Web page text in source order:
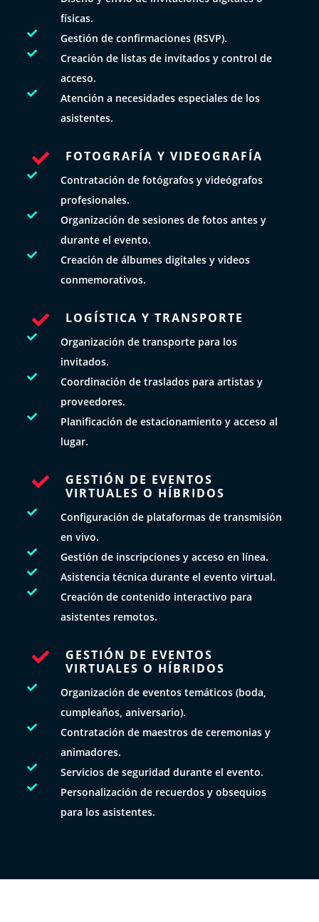
físicas.
 Gestión de confirmaciones (RSVP).

Creación de listas de invitados y control de
acceso.

Atención a necesidades especiales de los
asistentes.
 FOTOGRAFÍA Y VIDEOGRAFÍA

Contratación de fotógrafos y videógrafos
profesionales.

Organización de sesiones de fotos antes y
durante el evento.

Creación de álbumes digitales y videos
conmemorativos.
 LOGÍSTICA Y TRANSPORTE

Organización de transporte para los
invitados.

Coordinación de traslados para artistas y
proveedores.

Planificación de estacionamiento y acceso al
lugar.

GESTIÓN DE EVENTOS
VIRTUALES O HÍBRIDOS

Configuración de plataformas de transmisión
en vivo.
 Gestión de inscripciones y acceso en línea.
 Asistencia técnica durante el evento virtual.

Creación de contenido interactivo para
asistentes remotos.

GESTIÓN DE EVENTOS
VIRTUALES O HÍBRIDOS

Organización de eventos temáticos (boda,
cumpleaños, aniversario).

Contratación de maestros de ceremonias y
animadores.
 Servicios de seguridad durante el evento.

Personalización de recuerdos y obsequios
para los asistentes.